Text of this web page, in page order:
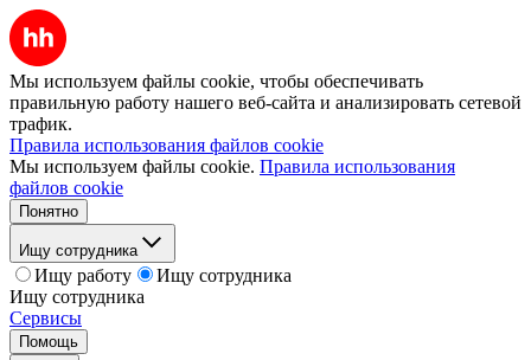
Мы используем файлы cookie, чтобы обеспечивать
правильную работу нашего веб-сайта и анализировать сетевой
трафик.
Правила использования файлов cookie
Мы используем файлы cookie. Правила использования
файлов cookie
Понятно
Ищу сотрудника
Ищу работу
Ищу сотрудника
Ищу сотрудника
Сервисы
Помощь